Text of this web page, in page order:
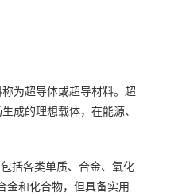
为超导体或超导材料。超
成的理想载体，在能源、
括各类单质、合金、氧化
金和化合物，但具备实用